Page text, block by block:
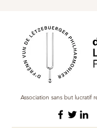
Association sans but